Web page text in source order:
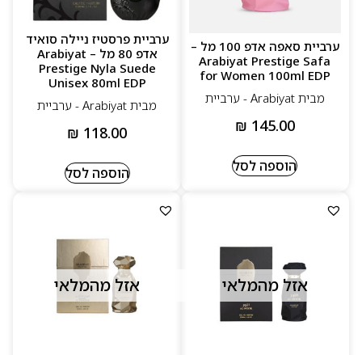
ערביית סאפה אדפ 100 מל –
Arabiyat Prestige Safa
for Women 100ml EDP
מבית Arabiyat - ערביית
₪ 145.00
הוספה לסל
ערביית פרסטיז ניילה סואיד
אדפ 80 מל – Arabiyat
Prestige Nyla Suede
Unisex 80ml EDP
מבית Arabiyat - ערביית
₪ 118.00
הוספה לסל
אזל מהמלאי אזל מהמלאי